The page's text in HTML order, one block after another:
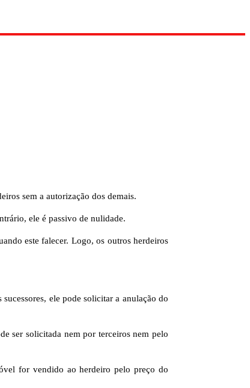
sem a autorização dos demais.
ele é passivo de nulidade.
este falecer. Logo, os outros herdeiros
ele pode solicitar a anulação do
ser solicitada nem por terceiros nem pelo
for vendido ao herdeiro pelo preço do